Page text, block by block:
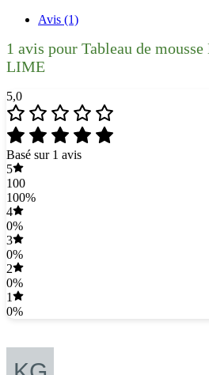
Avis (1)
1 avis pour Tableau de
LIME
5,0
Basé sur 1 avis
5
100
100%
4
0%
3
0%
2
0%
1
0%